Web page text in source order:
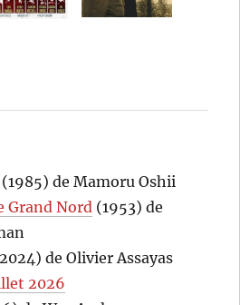
(1985) de Mamoru Oshii
Grand Nord (1953) de
de Olivier Assayas
2026